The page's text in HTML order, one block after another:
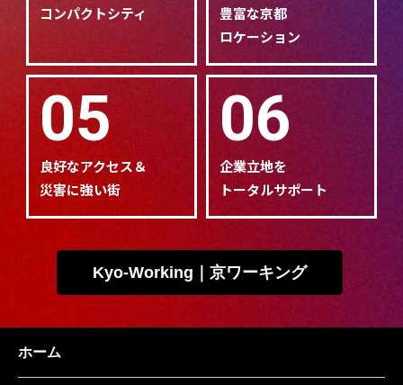
コンパクトシティ
豊富な京都
ロケーション
05
良好なアクセス＆
災害に強い街
06
企業立地を
トータルサポート
Kyo-Working｜京ワーキング
ホーム